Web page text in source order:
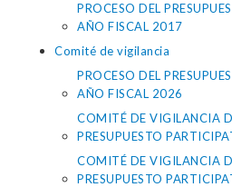
PROCESO DEL
AÑO FISCAL 2017
Comité de vigilancia
PROCESO DEL
AÑO FISCAL 2026
COMITÉ DE VIGILANCIA
PRESUPUESTO
COMITÉ DE VIGILANCIA
PRESUPUESTO